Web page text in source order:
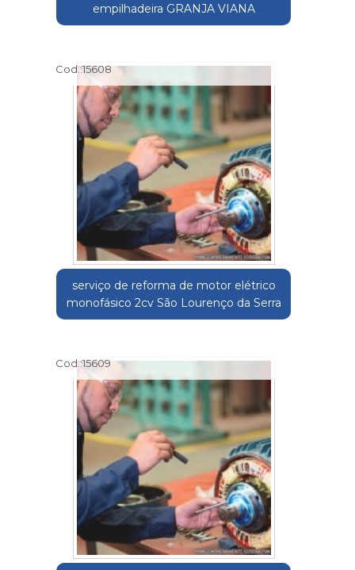
empilhadeira GRANJA VIANA
Cod.:15608
serviço de reforma de motor elétrico
monofásico 2cv São Lourenço da Serra
Cod.:15609